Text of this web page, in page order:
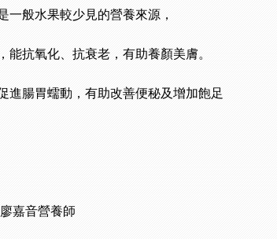
般水果較少見的營養來源，
，能抗氧化、抗衰老，有助養顏美膚。
進腸胃蠕動，有助改善便秘及增加飽足
嘉音營養師